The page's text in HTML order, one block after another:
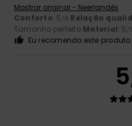
Mostrar original - Neerlandês
Conforto: 5 /5 Relação
Tamanho perfeito Material: 5 /
Eu recomendo este produto
5